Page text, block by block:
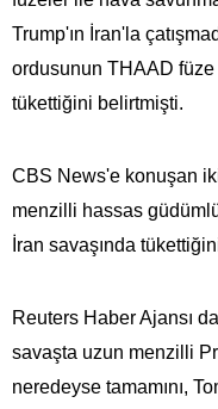
Trump'ın İran'la
ordusunun THAAD
tükettiğini belirtmişti.
CBS News'e konuşan
menzilli hassas
İran savaşında
Reuters Haber Ajansı
savaşta uzun menzilli
neredeyse tamamını,